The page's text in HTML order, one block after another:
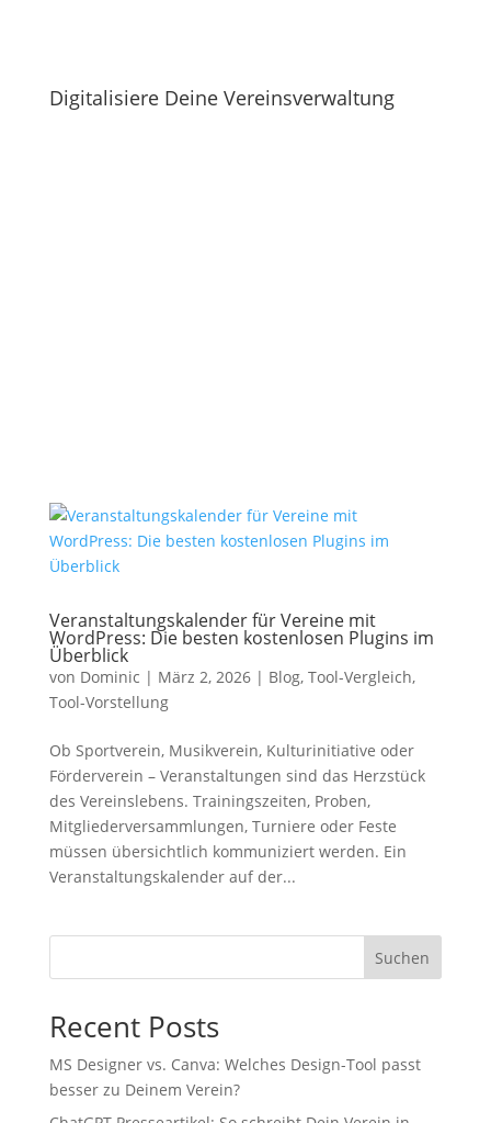
Digitalisiere Deine Vereinsverwaltung
Veranstaltungskalender für Vereine mit
WordPress: Die besten kostenlosen Plugins im
Überblick
von Dominic | März 2, 2026| Blog, Tool-Vergleich,
Tool-Vorstellung
Ob Sportverein, Musikverein, Kulturinitiative oder
Förderverein – Veranstaltungen sind das Herzstück
des Vereinslebens. Trainingszeiten, Proben,
Mitgliederversammlungen, Turniere oder Feste
müssen übersichtlich kommuniziert werden. Ein
Veranstaltungskalender auf der...
Suchen
Recent Posts
MS Designer vs. Canva: Welches Design-Tool passt
besser zu Deinem Verein?